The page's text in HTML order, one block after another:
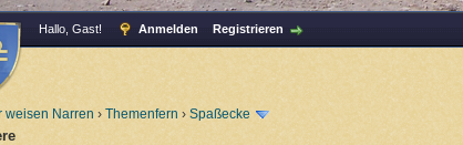
Hallo, Gast! Anmelden Registrieren
weisen Narren › Themenfern › Spaßecke